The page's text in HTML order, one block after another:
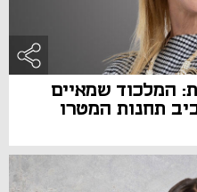
המלכוד שמאיים
תחנות המטרו